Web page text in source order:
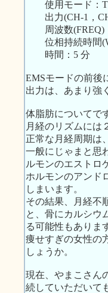
使用モード：
出力(CH-1，
周波数(FREQ)
位相持続時間
時間：5 分
EMSモードの前後
出力は、あまり強
体脂肪についてで
月経のリズムには
正常な月経周期は
一般にじゃまと思
ルモンのエストロ
ホルモンのアンド
しまいます。
その結果、月経不
と、骨にカルシウ
る可能性もありま
痩せすぎの女性の
しょうか。
現在、やまこさん
続していただいて